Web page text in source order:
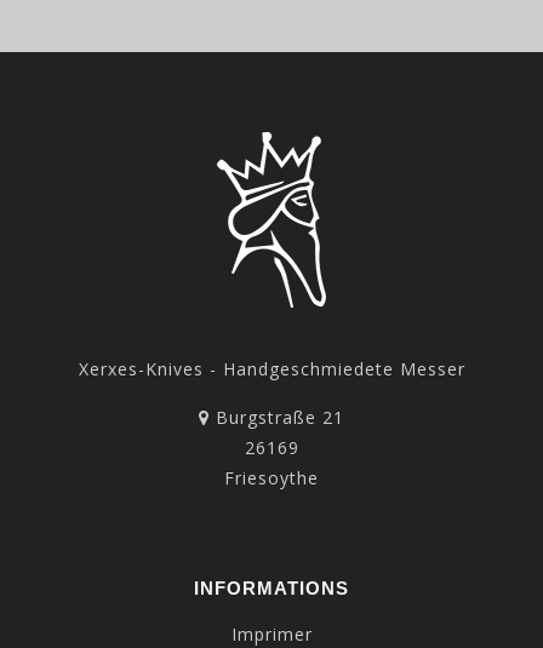
Xerxes-Knives - Handgeschmiedete Messer
Burgstraße 21
26169
Friesoythe
INFORMATIONS
Imprimer